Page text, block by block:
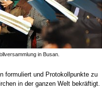
in Busan.
formuliert und Protokollpunkte zu
in der ganzen Welt bekräftigt.